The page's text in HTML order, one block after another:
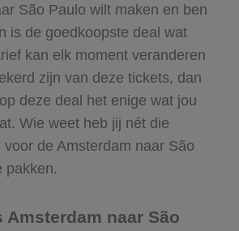
São Paulo wilt maken en ben
is de goedkoopste deal wat
kan elk moment veranderen
zijn van deze tickets, dan
deze deal het enige wat jou
Wie weet heb jij nét die
de Amsterdam naar São
pakken.
naar São